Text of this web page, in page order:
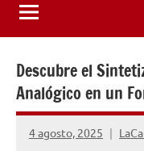
Descubre el
Analógico en un
4 agosto, 2025